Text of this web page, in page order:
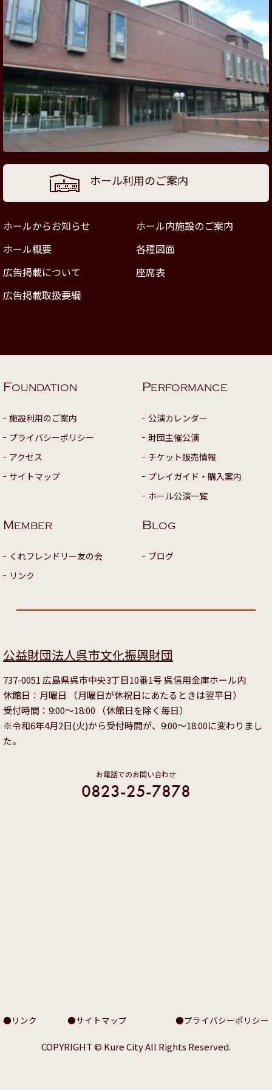
ホール利用のご案内
ホールからお知らせ
ホール内施設のご案内
ホール概要
各種図面
広告掲載について
座席表
広告掲載取扱要綱
FOUNDATION
施設利用のご案内
プライバシーポリシー
アクセス
サイトマップ
PERFORMANCE
公演カレンダー
財団主催公演
チケット販売情報
プレイガイド・購入案内
ホール公演一覧
MEMBER
くれフレンドリー友の会
リンク
BLOG
ブログ
公益財団法人呉市文化振興財団
737-0051 広島県呉市中央3丁目10番1号 呉信用金庫ホール内
休館日：月曜日 （月曜日が休祝日にあたるときは翌平日）
受付時間：9:00～18:00 （休館日を除く毎日）
※令和6年4月2日(火)から受付時間が、9:00～18:00に変わりまし
た。
お電話でのお問い合わせ
0823-25-7878
リンク サイトマップ プライバシーポリシー
COPYRIGHT © Kure City All Rights Reserved.